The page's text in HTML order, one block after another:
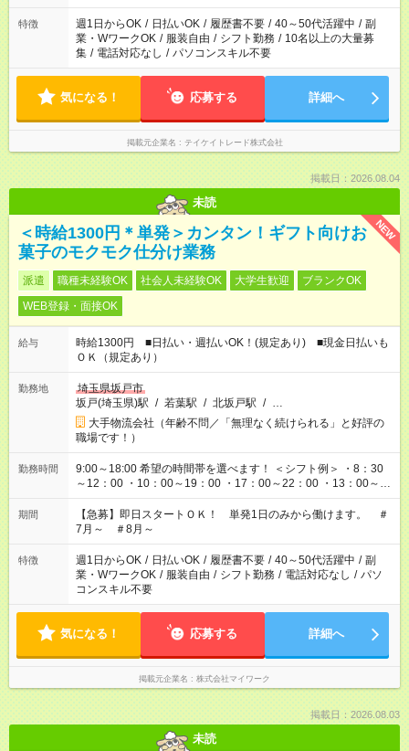
特徴 週1日からOK / 日払いOK / 履歴書不要 / 40～50代活躍中 / 副
業・WワークOK / 服装自由 / シフト勤務 / 10名以上の大量募
集 / 電話対応なし / パソコンスキル不要
気になる！ 応募する 詳細へ
掲載元企業名 テイケイトレード株式会社
掲載日：2026.08.04
未読
NEW
＜時給1300円＊単発＞カンタン！ギフト向けお
菓子のモクモク仕分け業務
派遣 職種未経験OK 社会人未経験OK 大学生歓迎
ブランクOK
WEB登録・面接OK
給与
時給1300円 ■日払い・週払いOK！(規定あり) ■現金日払いも
ＯＫ（規定あり）
勤務地
埼玉県坂戸市
坂戸(埼玉県)駅 / 若葉駅 / 北坂戸駅 / …
大手物流会社（年齢不問／「無理なく続けられる」と好評の
職場です！）
勤務時間
9:00～18:00 希望の時間帯を選べます！ ＜シフト例＞ ・8：30
～12：00 ・10：00～19：00 ・17：00～22：00 ・13：00～
22：00 ・22：00～翌6：00 など
期間
【急募】即日スタートＯＫ！ 単発1日のみから働けます。 ＃
7月～ ＃8月～
特徴 週1日からOK / 日払いOK / 履歴書不要 / 40～50代活躍中 / 副
業・WワークOK / 服装自由 / シフト勤務 / 電話対応なし / パソ
コンスキル不要
気になる！ 応募する 詳細へ
掲載元企業名 株式会社マイワーク
掲載日：2026.08.03
未読